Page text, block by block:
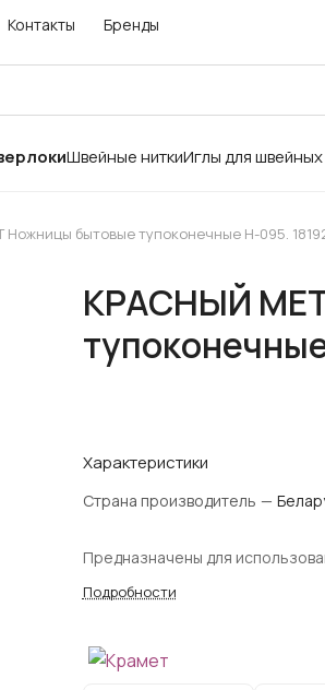
Контакты Бренды
Швейные ниткиИглы для
бытовые тупоконечные Н-095.
КРАСНЫЙ
Характеристики
Страна производитель —
Предназначены для
Подробности